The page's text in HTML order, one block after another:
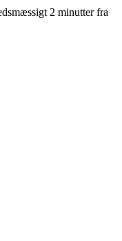
2 minutter fra